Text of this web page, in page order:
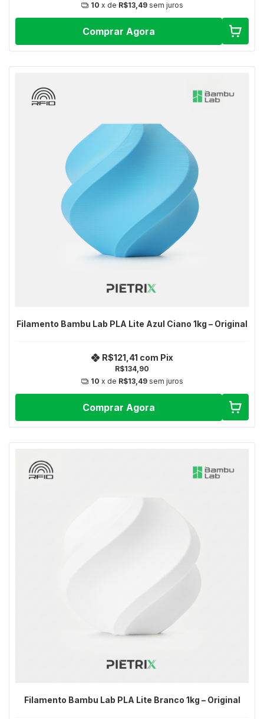
10 x de R$13,49 sem juros
Comprar Agora
Filamento Bambu Lab PLA Lite Azul Ciano 1kg – Original
R$134,90
R$121,41 com Pix
10 x de R$13,49 sem juros
Comprar Agora
Filamento Bambu Lab PLA Lite Branco 1kg – Original